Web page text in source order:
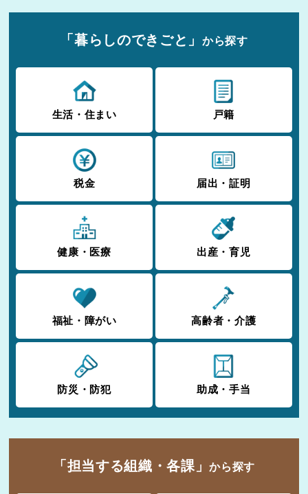
「暮らしのできごと」 から探す
生活・住まい 戸籍
税金 届出・証明
健康・医療 出産・育児
福祉・障がい 高齢者・介護
防災・防犯 助成・手当
「担当する組織・各課」から探す